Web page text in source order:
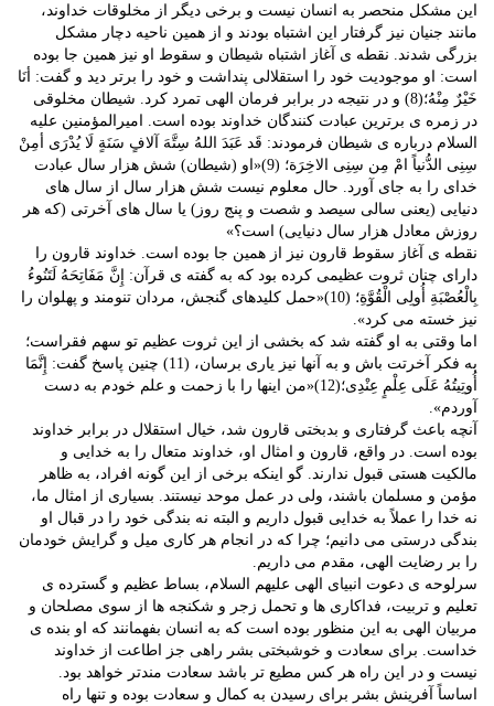
این مشکل منحصر به انسان نیست و برخی دیگر از مخلوقات خداوند،
مانند جنیان نیز گرفتار این اشتباه بودند و از همین ناحیه دچار مشکل
بزرگی شدند. نقطه ی آغاز اشتباه شیطان و سقوط او نیز همین جا بوده
است: او موجودیت خود را استقلالی پنداشت و خود را برتر دید و گفت: أنَا
خَیْرٌ مِنْهُ؛(8) و در نتیجه در برابر فرمان الهی تمرد کرد. شیطان مخلوقی
در زمره ی برترین عبادت کنندگان خداوند بوده است. امیرالمؤمنین علیه
السلام درباره ی شیطان فرمودند: قَد عَبَدَ اللهُ سِتَّهَ آلافٍ سَنَةٍ لَا یُدْرَی أمِنْ
سِنِی الدُّنیاً امْ مِن سِنِی الاخِرَة؛ (9)«او (شیطان) شش هزار سال عبادت
خدای را به جای آورد. حال معلوم نیست شش هزار سال از سال های
دنیایی (یعنی سالی سیصد و شصت و پنج روز) یا سال های آخرتی (که هر
روزش معادل هزار سال دنیایی) است؟»
نقطه ی آغاز سقوط قارون نیز از همین جا بوده است. خداوند قارون را
دارای چنان ثروت عظیمی کرده بود که به گفته ی قرآن: إِنَّ مَفَاتِحَهُ لَتَنُوءُ
بِالْعُصْبَةِ أُولِی الْقُوَّةِ؛ (10)«حمل کلیدهای گنجش، مردان تنومند و پهلوان را
نیز خسته می کرد».
اما وقتی به او گفته شد که بخشی از این ثروت عظیم تو سهم فقراست؛
به فکر آخرتت باش و به آنها نیز یاری برسان، (11) چنین پاسخ گفت: إِنَّمَا
أُوتِیتُهُ عَلَى عِلْمٍ عِنْدِی؛(12)«من اینها را با زحمت و علم خودم به دست
آوردم».
آنچه باعث گرفتاری و بدبختی قارون شد، خیال استقلال در برابر خداوند
بوده است. در واقع، قارون و امثال او، خداوند متعال را به خدایی و
مالکیت هستی قبول ندارند. گو اینکه برخی از این گونه افراد، به ظاهر
مؤمن و مسلمان باشند، ولی در عمل موحد نیستند. بسیاری از امثال ما،
نه خدا را عملاً به خدایی قبول داریم و البته نه بندگی خود را در قبال او
بندگی درستی می دانیم؛ چرا که در انجام هر کاری میل و گرایش خودمان
را بر رضایت الهی، مقدم می داریم.
سرلوحه ی دعوت انبیای الهی علیهم السلام، بساط عظیم و گسترده ی
تعلیم و تربیت، فداکاری ها و تحمل زجر و شکنجه ها از سوی مصلحان و
مربیان الهی به این منظور بوده است که به انسان بفهمانند که او بنده ی
خداست. برای سعادت و خوشبختی بشر راهی جز اطاعت از خداوند
نیست و در این راه هر کس مطیع تر باشد سعادت مندتر خواهد بود.
اساساً آفرینش بشر برای رسیدن به کمال و سعادت بوده و تنها راه